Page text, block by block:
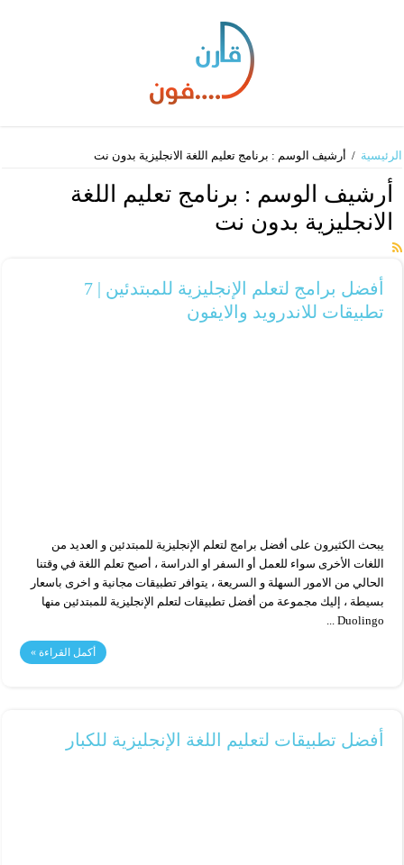
الرئيسية / أرشيف الوسم : برنامج تعليم اللغة الانجليزية بدون نت
أرشيف الوسم : برنامج تعليم اللغة
الانجليزية بدون نت
أفضل برامج لتعلم الإنجليزية للمبتدئين | 7
تطبيقات للاندرويد والايفون
يبحث الكثيرون على أفضل برامج لتعلم الإنجليزية للمبتدئين و العديد من
اللغات الأخرى سواء للعمل أو السفر او الدراسة ، أصبح تعلم اللغة في وقتنا
الحالي من الامور السهلة و السريعة ، يتوافر تطبيقات مجانية و اخرى باسعار
بسيطة ، إليك مجموعة من أفضل تطبيقات لتعلم الإنجليزية للمبتدئين منها
Duolingo ...
أكمل القراءة »
أفضل تطبيقات لتعليم اللغة الإنجليزية للكبار